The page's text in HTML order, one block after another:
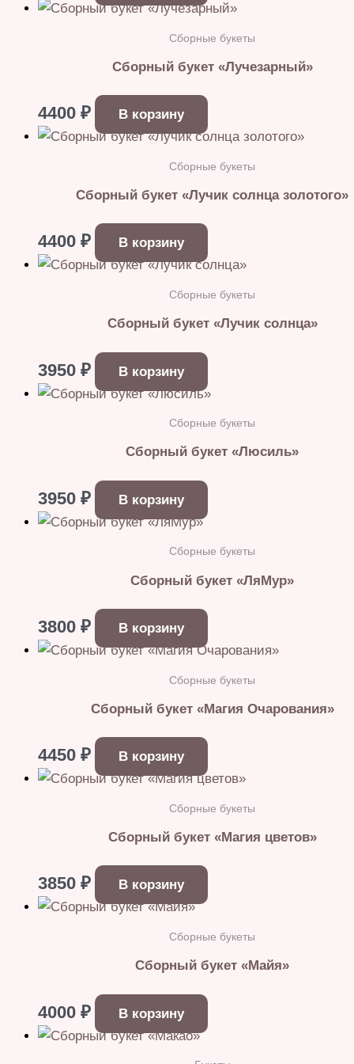
Сборные букеты
Сборный букет «Лучезарный»
4400 ₽ В корзину
Сборные букеты
Сборный букет «Лучик солнца золотого»
4400 ₽ В корзину
Сборные букеты
Сборный букет «Лучик солнца»
3950 ₽ В корзину
Сборные букеты
Сборный букет «Люсиль»
3950 ₽ В корзину
Сборные букеты
Сборный букет «ЛяМур»
3800 ₽ В корзину
Сборные букеты
Сборный букет «Магия Очарования»
4450 ₽ В корзину
Сборные букеты
Сборный букет «Магия цветов»
3850 ₽ В корзину
Сборные букеты
Сборный букет «Майя»
4000 ₽ В корзину